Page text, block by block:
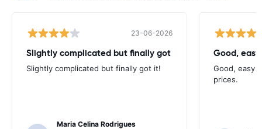
23-06-2026
Slightly complicated but finally got
Slightly complicated but finally got it!
Maria Celina Rodrigues
Good,
Good, easy
prices.